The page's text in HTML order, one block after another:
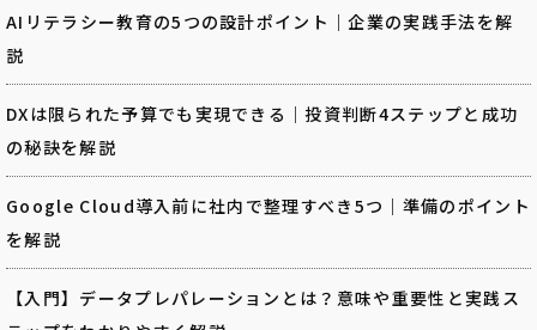
AIリテラシー教育の5つの設計ポイント｜企業の実践手法を解
説
DXは限られた予算でも実現できる｜投資判断4ステップと成功
の秘訣を解説
Google Cloud導入前に社内で整理すべき5つ｜準備のポイント
を解説
【入門】データプレパレーションとは？意味や重要性と実践ス